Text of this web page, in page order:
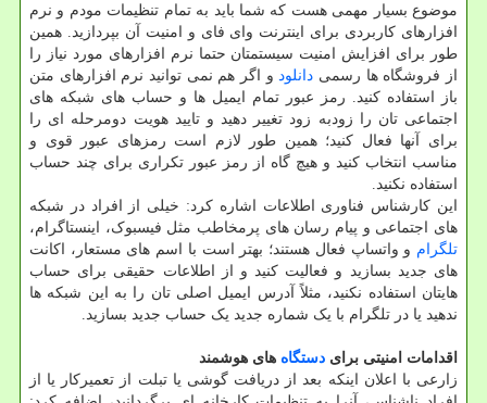
موضوع بسیار مهمی هست که شما باید به تمام تنظیمات مودم و نرم
افزارهای کاربردی برای اینترنت وای فای و امنیت آن بپردازید. همین
طور برای افزایش امنیت سیستمتان حتما نرم افزارهای مورد نیاز را
از فروشگاه ها رسمی دانلود و اگر هم نمی توانید نرم افزارهای متن
باز استفاده کنید. رمز عبور تمام ایمیل ها و حساب های شبکه های
اجتماعی تان را زودبه زود تغییر دهید و تایید هویت دومرحله ای را
برای آنها فعال کنید؛ همین طور لازم است رمزهای عبور قوی و
مناسب انتخاب کنید و هیچ گاه از رمز عبور تکراری برای چند حساب
استفاده نکنید.
این کارشناس فناوری اطلاعات اشاره کرد: خیلی از افراد در شبکه
های اجتماعی و پیام رسان های پرمخاطب مثل فیسبوک، اینستاگرام،
تلگرام و واتساپ فعال هستند؛ بهتر است با اسم های مستعار، اکانت
های جدید بسازید و فعالیت کنید و از اطلاعات حقیقی برای حساب
هایتان استفاده نکنید، مثلاً آدرس ایمیل اصلی تان را به این شبکه ها
ندهید یا در تلگرام با یک شماره جدید یک حساب جدید بسازید.
اقدامات امنیتی برای دستگاه های هوشمند
زارعی با اعلان اینکه بعد از دریافت گوشی یا تبلت از تعمیرکار یا از